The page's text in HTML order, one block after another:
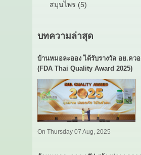
สมุนไพร (5)
บทความล่าสุด
บ้านหมอละออง ได้รับรางวัล อย.คว
(FDA Thai Quality Award 2025)
On Thursday 07 Aug, 2025